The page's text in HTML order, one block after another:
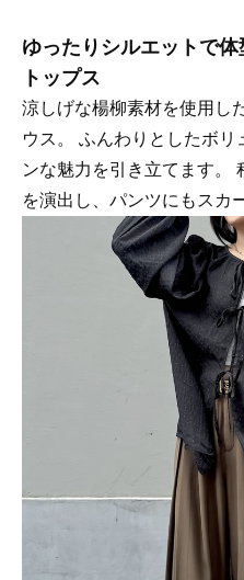
ゆったりシルエットで
トップス
涼しげな楊柳素材を使用し
ウス。 ふんわりとしたボ
ンな魅力を引き立てます。
を演出し、パンツにもスカ